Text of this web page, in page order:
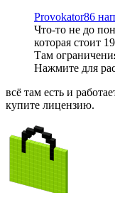
Provokator86
Что-то не до
которая стоит
Там
Нажмите для
всё там есть и
купите лицензию.